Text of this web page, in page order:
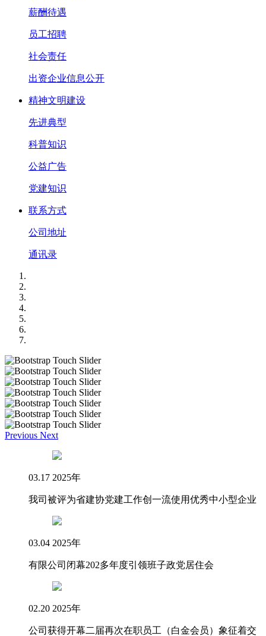
薪酬待遇
员工招聘
社会责任
出资企业信息公开
精神文明建设
先进典型
科普知识
公益广告
党建知识
联系方式
公司地址
通讯录
Previous Next
03.17 2025年
我司被评为省建协党建工作创一流使用优秀中小型企业
03.04 2025年
有限公司闭幕202多年度引领班子政党居住会
02.20 2025年
公司获得开幕二届再次在职员工（白金会员）象征着交